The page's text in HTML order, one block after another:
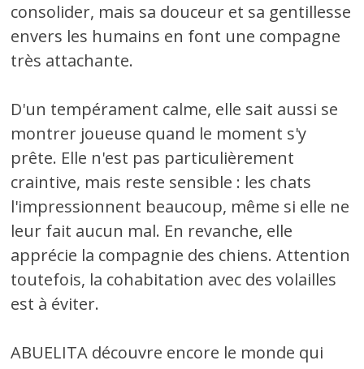
consolider, mais sa douceur et sa gentillesse
envers les humains en font une compagne
très attachante.
D'un tempérament calme, elle sait aussi se
montrer joueuse quand le moment s'y
prête. Elle n'est pas particulièrement
craintive, mais reste sensible : les chats
l'impressionnent beaucoup, même si elle ne
leur fait aucun mal. En revanche, elle
apprécie la compagnie des chiens. Attention
toutefois, la cohabitation avec des volailles
est à éviter.
ABUELITA découvre encore le monde qui